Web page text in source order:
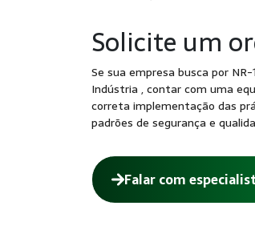
Solicite um
Se sua empresa busca por
Indústria , contar com uma
correta implementação das
padrões de segurança e
Falar com